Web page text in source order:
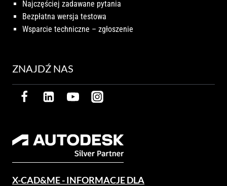
Najczęściej zadawane pytania
Bezpłatna wersja testowa
Wsparcie techniczne – zgłoszenie
ZNAJDŹ NAS
X-CAD&ME - INFORMACJE DLA